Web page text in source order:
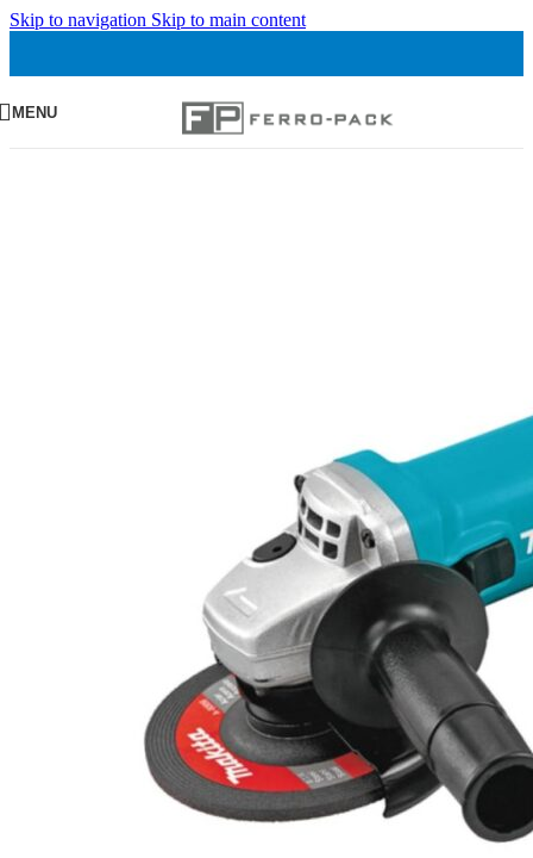
Skip to navigation Skip to main content
MENU